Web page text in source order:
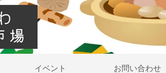
イベント お問い合わせ